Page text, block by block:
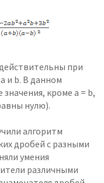
при
и b. В данном
кроме a = b,
нулю).
алгоритм
дробей с разными
умения
различными